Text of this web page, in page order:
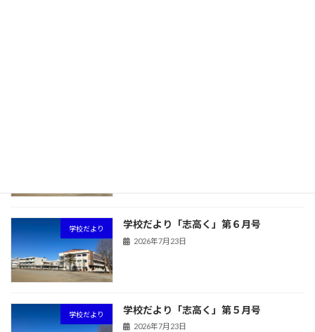
学校だより 学校だより「志高く」第６月号
2026年7月23日
学校だより 学校だより「志高く」第５月号
2026年7月23日